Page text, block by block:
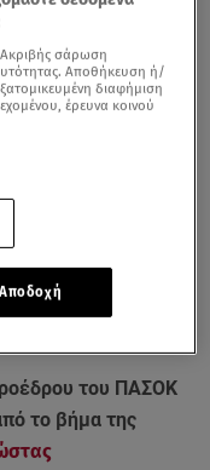
του ΠΑΣΟΚ
το βήμα της
σάρωση
Αποθήκευση ή/
διαφήμιση
έρευνα κοινού
Αποδοχή